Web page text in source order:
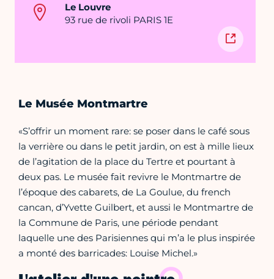
Le Louvre
93 rue de rivoli PARIS 1E
Le Musée Montmartre
«S’offrir un moment rare: se poser dans le café sous
la verrière ou dans le petit jardin, on est à mille lieux
de l’agitation de la place du Tertre et pourtant à
deux pas. Le musée fait revivre le Montmartre de
l’époque des cabarets, de La Goulue, du french
cancan, d’Yvette Guilbert, et aussi le Montmartre de
la Commune de Paris, une période pendant
laquelle une des Parisiennes qui m’a le plus inspirée
a monté des barricades: Louise Michel.»